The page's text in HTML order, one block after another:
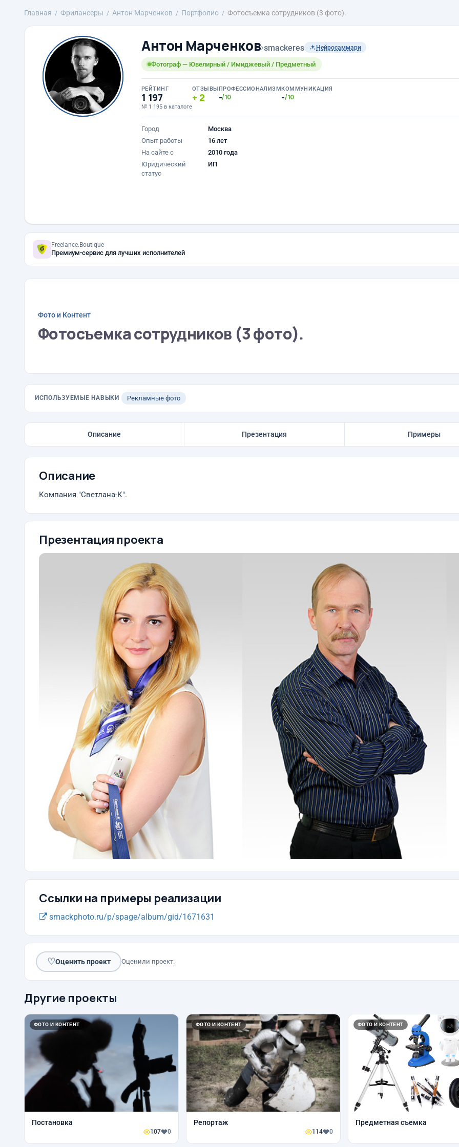
Главная Фрилансеры Антон Марченков Портфолио Фотосъемка сотрудников (3 фото).
Антон Марченков›smackeres Нейросаммари
Фотограф — Ювелирный / Имиджевый / Предметный
РЕЙТИНГ
1 197
№ 1 195 в каталоге
ОТЗЫВЫ
2
ПРОФЕССИОНАЛИЗМ
-/10
КОММУНИКАЦИЯ
-/10
Город
Москва
Опыт работы
16 лет
На сайте с
2010 года
Юридический
статус
ИП
Freelance.Boutique
Премиум-сервис для лучших исполнителей
Фото и Контент
Фотосъемка сотрудников (3 фото).
ИСПОЛЬЗУЕМЫЕ НАВЫКИ Рекламные фото
Описание Презентация Примеры
Описание
Компания "Светлана-К".
Презентация проекта
Ссылки на примеры реализации
smackphoto.ru/p/spage/album/gid/1671631
♡Оценить проект Оценили проект:
Другие проекты
ФОТО И КОНТЕНТ
Постановка
107 0
ФОТО И КОНТЕНТ
Репортаж
114 0
ФОТО И КОНТЕНТ
Предметная съемка